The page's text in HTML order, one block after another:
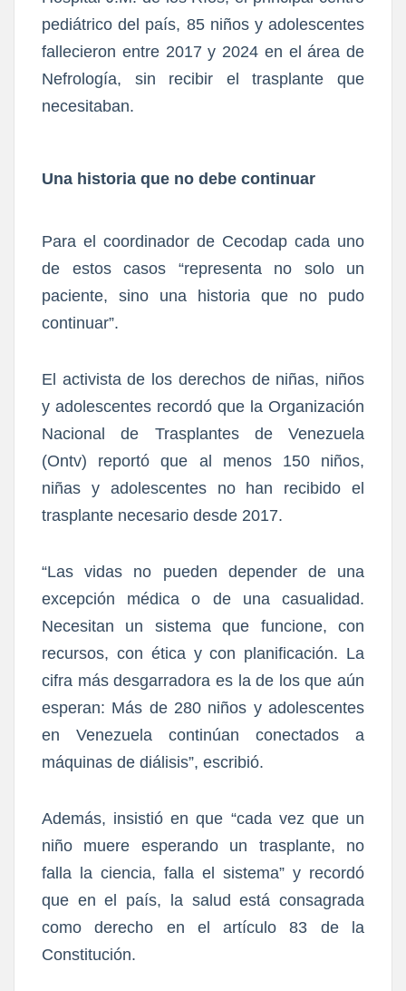
pediátrico del país, 85 niños y adolescentes
fallecieron entre 2017 y 2024 en el área de
Nefrología, sin recibir el trasplante que
necesitaban.
Una historia que no debe continuar
Para el coordinador de Cecodap cada uno
de estos casos “representa no solo un
paciente, sino una historia que no pudo
continuar”.
El activista de los derechos de niñas, niños
y adolescentes recordó que la Organización
Nacional de Trasplantes de Venezuela
(Ontv) reportó que al menos 150 niños,
niñas y adolescentes no han recibido el
trasplante necesario desde 2017.
“Las vidas no pueden depender de una
excepción médica o de una casualidad.
Necesitan un sistema que funcione, con
recursos, con ética y con planificación. La
cifra más desgarradora es la de los que aún
esperan: Más de 280 niños y adolescentes
en Venezuela continúan conectados a
máquinas de diálisis”, escribió.
Además, insistió en que “cada vez que un
niño muere esperando un trasplante, no
falla la ciencia, falla el sistema” y recordó
que en el país, la salud está consagrada
como derecho en el artículo 83 de la
Constitución.